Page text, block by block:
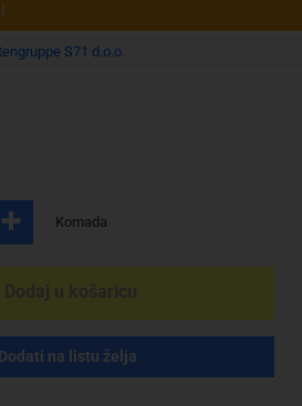
S71 d.o.o.
Komada
Dodati na listu želja